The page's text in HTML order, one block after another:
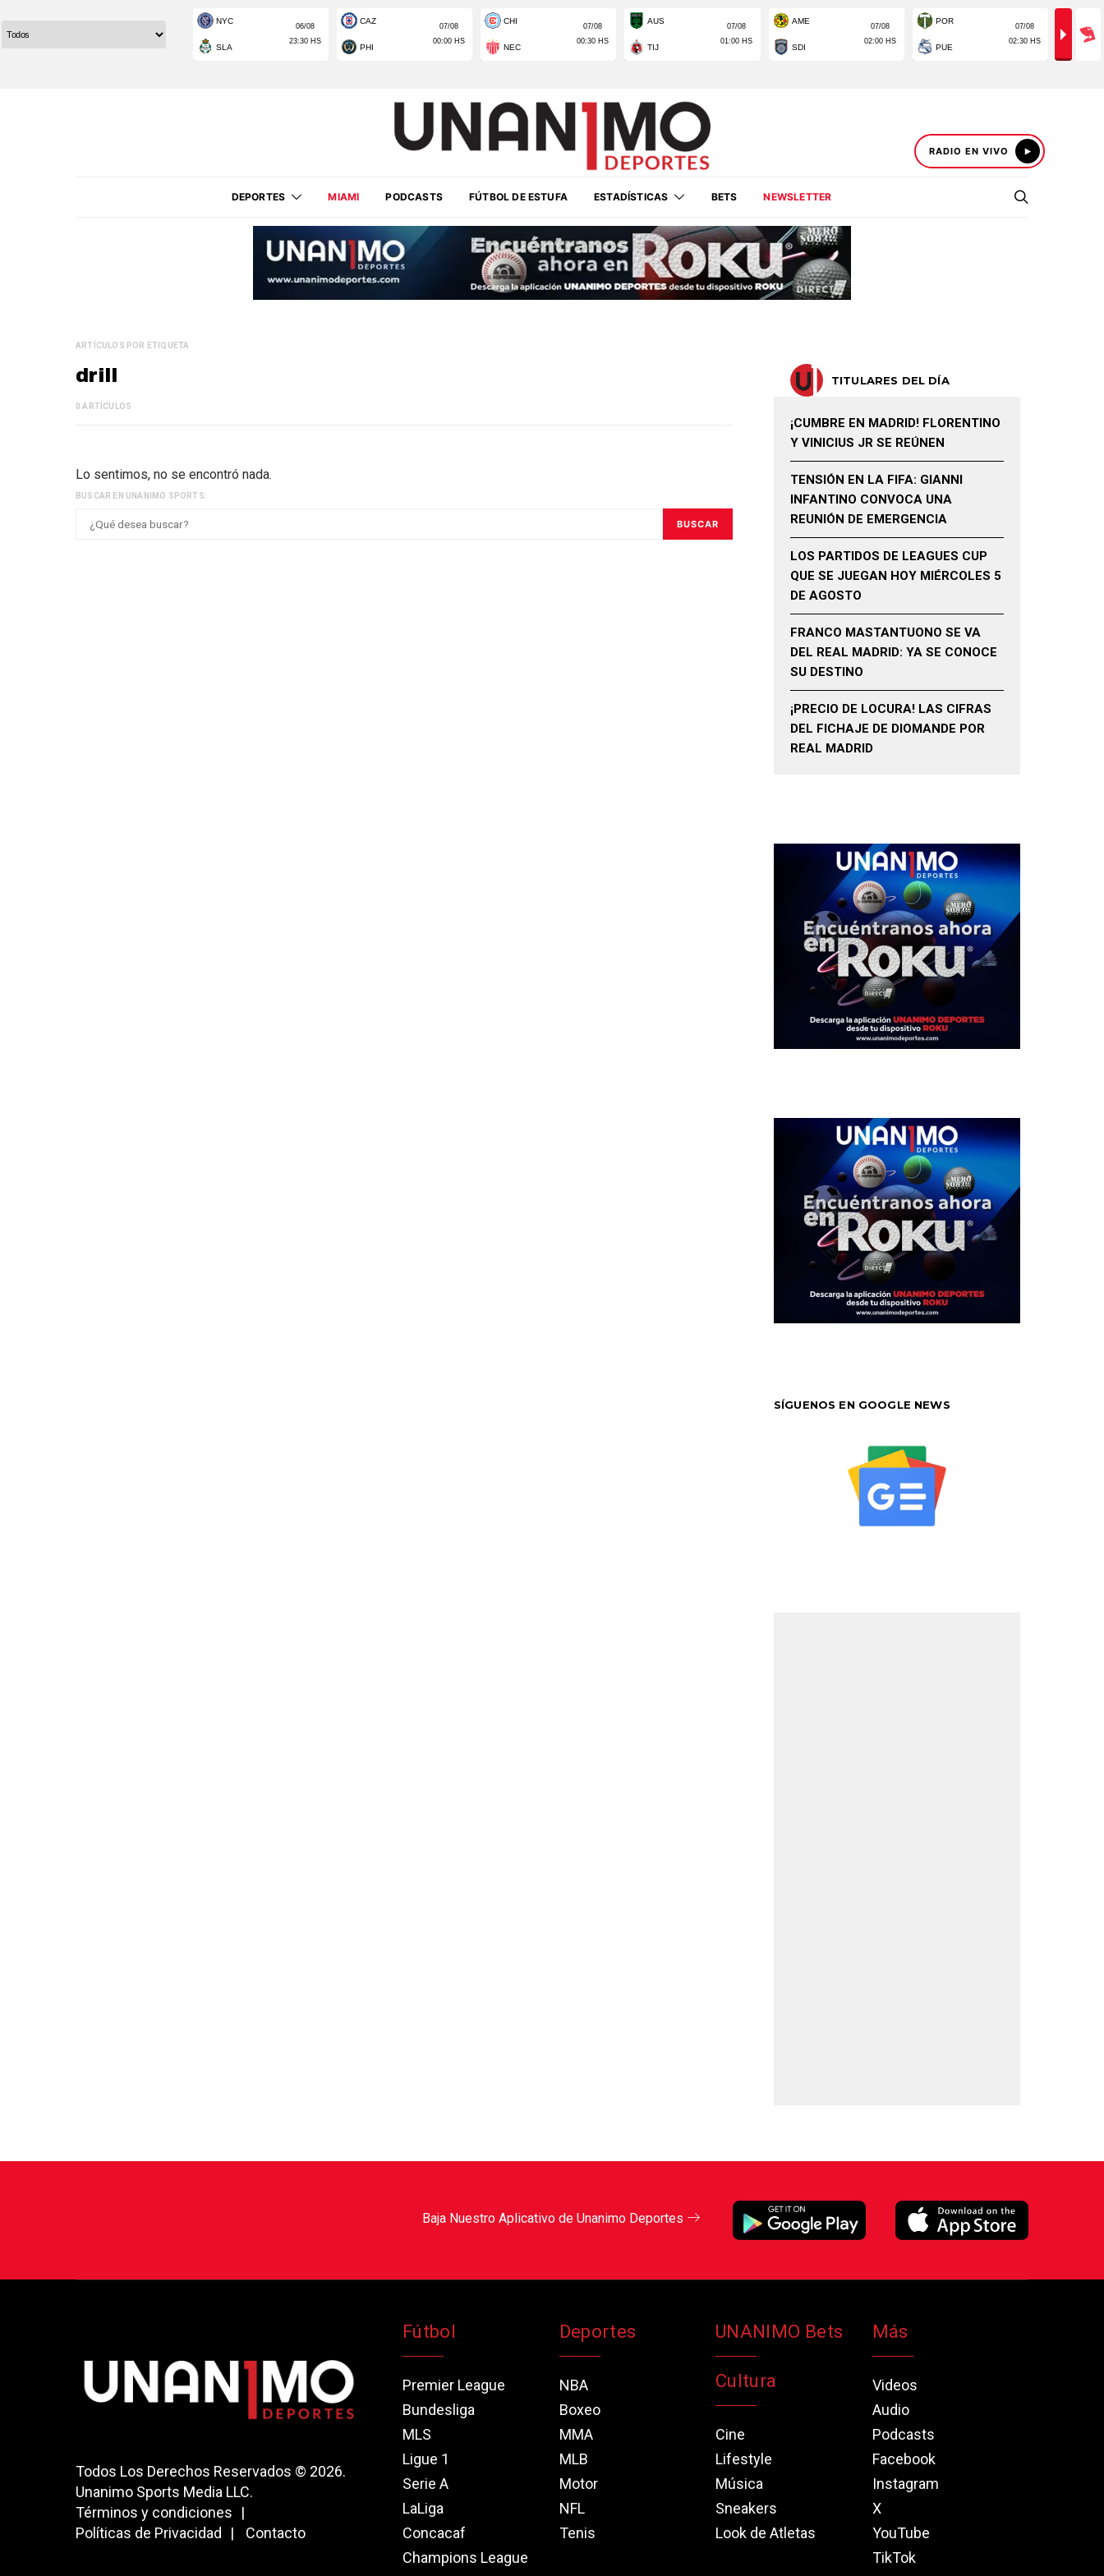
RADIO EN VIVO
DEPORTES MIAMI PODCASTS FÚTBOL DE ESTUFA ESTADÍSTICAS BETS NEWSLETTER
ARTÍCULOS POR ETIQUETA
drill
0 ARTÍCULOS
Lo sentimos, no se encontró nada.
BUSCAR EN UNANIMO SPORTS:
BUSCAR
TITULARES DEL DÍA
¡CUMBRE EN MADRID! FLORENTINO
Y VINICIUS JR SE REÚNEN
TENSIÓN EN LA FIFA: GIANNI
INFANTINO CONVOCA UNA
REUNIÓN DE EMERGENCIA
LOS PARTIDOS DE LEAGUES CUP
QUE SE JUEGAN HOY MIÉRCOLES 5
DE AGOSTO
FRANCO MASTANTUONO SE VA
DEL REAL MADRID: YA SE CONOCE
SU DESTINO
¡PRECIO DE LOCURA! LAS CIFRAS
DEL FICHAJE DE DIOMANDE POR
REAL MADRID
SÍGUENOS EN GOOGLE NEWS
Baja Nuestro Aplicativo de Unanimo Deportes
Todos Los Derechos Reservados © 2026.
Unanimo Sports Media LLC.
Términos y condiciones
Políticas de Privacidad
Contacto
Fútbol
Premier League
Bundesliga
MLS
Ligue 1
Serie A
LaLiga
Concacaf
Champions League
Deportes
NBA
Boxeo
MMA
MLB
Motor
NFL
Tenis
UNANIMO Bets
Cultura
Cine
Lifestyle
Música
Sneakers
Look de Atletas
Más
Videos
Audio
Podcasts
Facebook
Instagram
X
YouTube
TikTok